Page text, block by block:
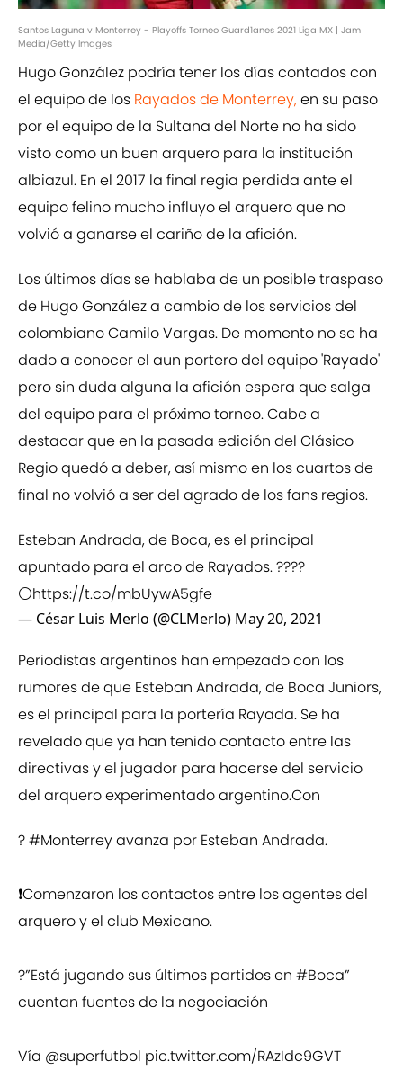
Santos Laguna v Monterrey - Playoffs Torneo Guard1anes 2021 Liga MX | Jam
Media/Getty Images
Hugo González podría tener los días contados con
el equipo de los Rayados de Monterrey,en su paso
por el equipo de la Sultana del Norte no ha sido
visto como un buen arquero para la institución
albiazul. En el 2017 la final regia perdida ante el
equipo felino mucho influyo el arquero que no
volvió a ganarse el cariño de la afición.
Los últimos días se hablaba de un posible traspaso
de Hugo González a cambio de los servicios del
colombiano Camilo Vargas. De momento no se ha
dado a conocer el aun portero del equipo 'Rayado'
pero sin duda alguna la afición espera que salga
del equipo para el próximo torneo. Cabe a
destacar que en la pasada edición del Clásico
Regio quedó a deber, así mismo en los cuartos de
final no volvió a ser del agrado de los fans regios.
Esteban Andrada, de Boca, es el principal
apuntado para el arco de Rayados. ????
⚪https://t.co/mbUywA5gfe
— César Luis Merlo (@CLMerlo) May 20, 2021
Periodistas argentinos han empezado con los
rumores de que Esteban Andrada, de Boca Juniors,
es el principal para la portería Rayada. Se ha
revelado que ya han tenido contacto entre las
directivas y el jugador para hacerse del servicio
del arquero experimentado argentino.Con
?#Monterreyavanza por Esteban Andrada.
❗️Comenzaron los contactos entre los agentes del
arquero y el club Mexicano.
?”Está jugando sus últimos partidos en #Boca”
cuentan fuentes de la negociación
Vía @superfutbol pic.twitter.com/RAzIdc9GVT